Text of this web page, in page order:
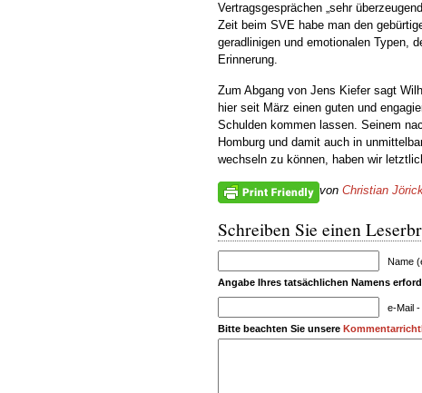
Vertragsgesprächen „sehr
Zeit beim SVE habe man den
geradlinigen und emotionalen Typen,
Erinnerung.
Zum Abgang von Jens Kiefer sagt
hier seit März einen guten und
Schulden kommen lassen. Seinem
Homburg und damit auch in
wechseln zu können, haben wir
von Christian
Schreiben Sie einen
Name
Angabe Ihres tatsächlichen Namens
e-Mail
Bitte beachten Sie unsere